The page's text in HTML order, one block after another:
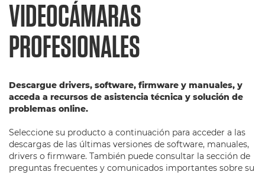
VIDEOCÁMARAS
PROFESIONALES
Descargue drivers, software, firmware y manuales, y
acceda a recursos de asistencia técnica y solución de
problemas online.
Seleccione su producto a continuación para acceder a las
descargas de las últimas versiones de software, manuales,
drivers o firmware. También puede consultar la sección de
preguntas frecuentes y comunicados importantes sobre su